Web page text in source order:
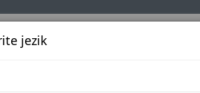
Službena glasila
jezik